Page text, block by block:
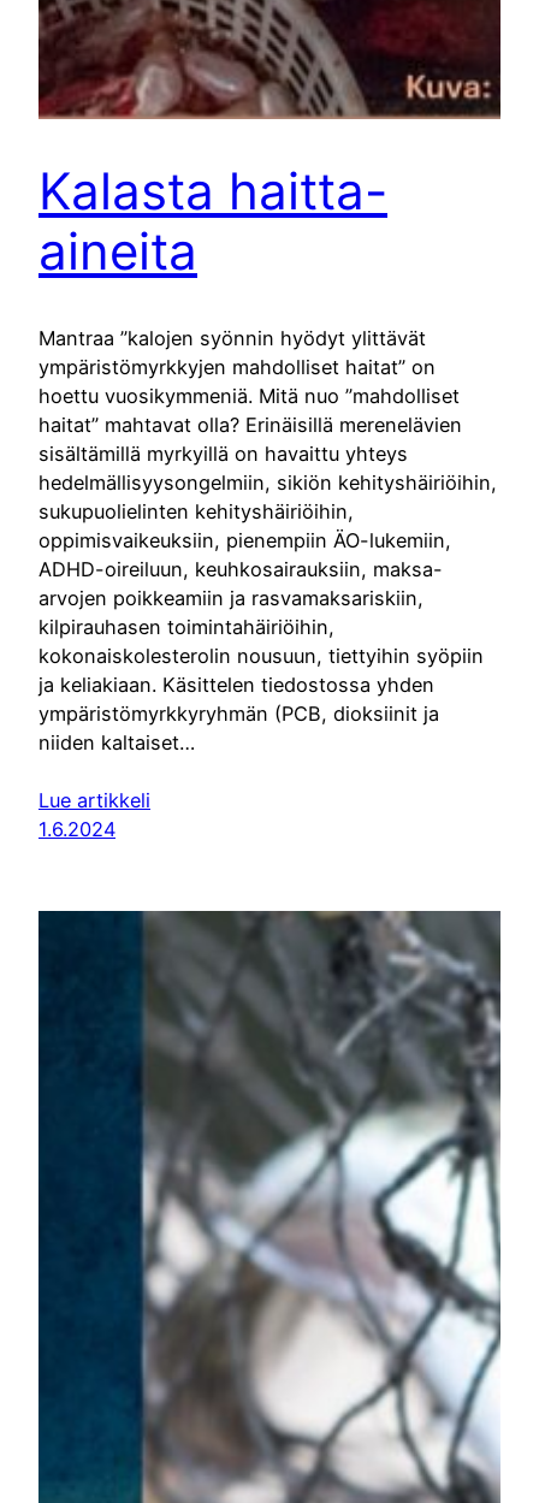
Kalasta haitta-
aineita
Mantraa ”kalojen syönnin hyödyt ylittävät
ympäristömyrkkyjen mahdolliset haitat” on
hoettu vuosikymmeniä. Mitä nuo ”mahdolliset
haitat” mahtavat olla? Erinäisillä merenelävien
sisältämillä myrkyillä on havaittu yhteys
hedelmällisyysongelmiin, sikiön kehityshäiriöihin,
sukupuolielinten kehityshäiriöihin,
oppimisvaikeuksiin, pienempiin ÄO-lukemiin,
ADHD-oireiluun, keuhkosairauksiin, maksa-
arvojen poikkeamiin ja rasvamaksariskiin,
kilpirauhasen toimintahäiriöihin,
kokonaiskolesterolin nousuun, tiettyihin syöpiin
ja keliakiaan. Käsittelen tiedostossa yhden
ympäristömyrkkyryhmän (PCB, dioksiinit ja
niiden kaltaiset…
Lue artikkeli
1.6.2024